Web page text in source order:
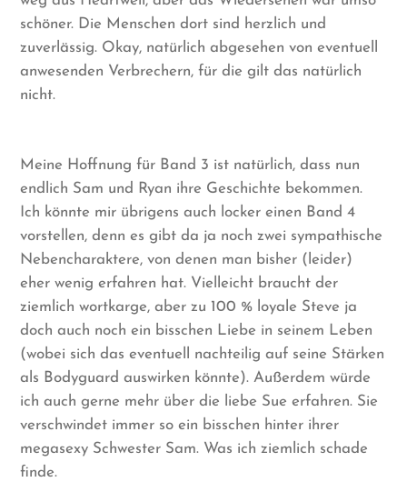
schöner. Die Menschen dort sind herzlich und
zuverlässig. Okay, natürlich abgesehen von eventuell
anwesenden Verbrechern, für die gilt das natürlich
nicht.
Meine Hoffnung für Band 3 ist natürlich, dass nun
endlich Sam und Ryan ihre Geschichte bekommen.
Ich könnte mir übrigens auch locker einen Band 4
vorstellen, denn es gibt da ja noch zwei sympathische
Nebencharaktere, von denen man bisher (leider)
eher wenig erfahren hat. Vielleicht braucht der
ziemlich wortkarge, aber zu 100 % loyale Steve ja
doch auch noch ein bisschen Liebe in seinem Leben
(wobei sich das eventuell nachteilig auf seine Stärken
als Bodyguard auswirken könnte). Außerdem würde
ich auch gerne mehr über die liebe Sue erfahren. Sie
verschwindet immer so ein bisschen hinter ihrer
megasexy Schwester Sam. Was ich ziemlich schade
finde.